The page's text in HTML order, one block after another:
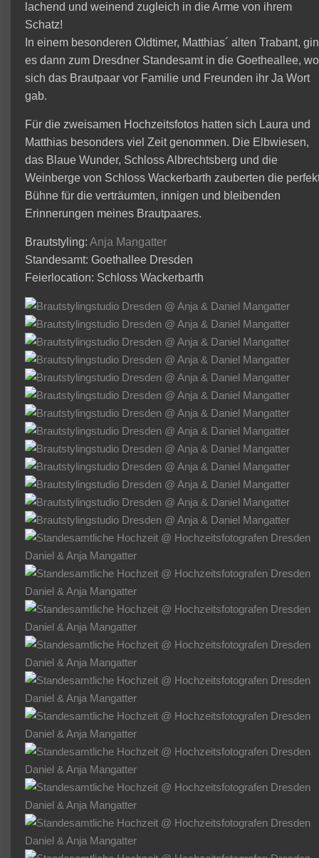
lachend und weinend zugleich in die Arme von ihrem
Schatz!
In einem besonderen Oldtimer, Matthias´ alten Trabant,
es dann zum Dresdner Standesamt in die Goetheallee, wo
sich das Brautpaar vor Familie und Freunden ihr Ja Wort
gab.
Für die zweisamen Hochzeitsfotos hatten sich Laura und
Matthias besonders viel Zeit genommen. Die Elbwiesen,
das Blaue Wunder, Schloss Albrechtsberg und die
Weinberge von Schloss Wackerbarth zauberten die
Bühne für die verträumten, innigen und bleibenden
Erinnerungen meines Brautpaares.
Brautstyling:Anja Mangatter
Standesamt: Goethallee Dresden
Feierlocation: Schloss Wackerbarth